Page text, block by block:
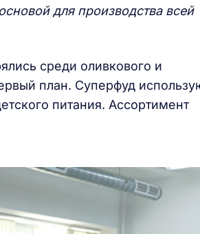
для производства всей
среди оливкового и
план. Суперфуд
питания. Ассортимент